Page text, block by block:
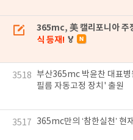
365mc, 美 캘리포니아 주
식 등재! 🏅
3518 부산365mc 박윤찬 대표병원장, 10번
필름 자동고정 장치' 출원
3517 365mc만의 ‘참한실천’ 현